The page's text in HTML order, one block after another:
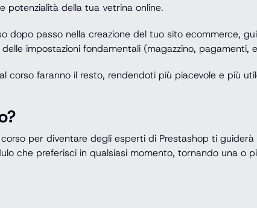
potenzialità della tua vetrina online.
passo nella creazione del tuo sito ecommerce,
impostazioni fondamentali (magazzino, pagamenti,
corso faranno il resto, rendendoti più piacevole e più
per diventare degli esperti di Prestashop ti
che preferisci in qualsiasi momento, tornando una o